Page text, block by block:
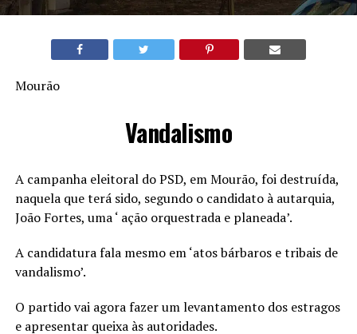
Mourão
Vandalismo
A campanha eleitoral do PSD, em Mourão, foi destruída,
naquela que terá sido, segundo o candidato à autarquia,
João Fortes, uma ‘ ação orquestrada e planeada’.
A candidatura fala mesmo em ‘atos bárbaros e tribais de
vandalismo’.
O partido vai agora fazer um levantamento dos estragos
e apresentar queixa às autoridades.